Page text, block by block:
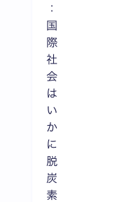
：
国
際
社
会
は
い
か
に
脱
炭
素